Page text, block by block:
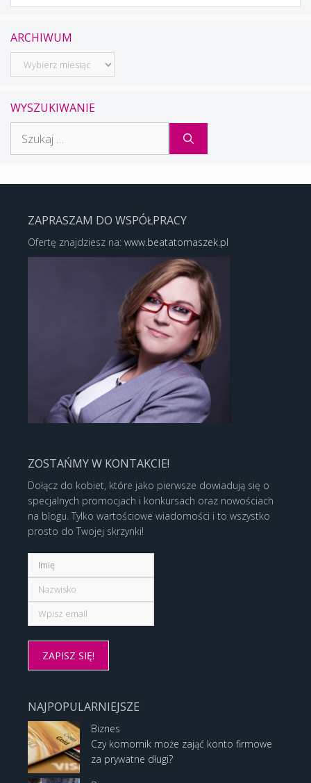
ARCHIWUM
Archiwum
WYSZUKIWANIE
ZAPRASZAM DO WSPÓŁPRACY
Ofertę znajdziesz na: www.beatatomaszek.pl
ZOSTAŃMY W KONTAKCIE!
Dołącz do kobiet, które jako pierwsze dowiadują się o
specjalnych promocjach i konkursach oraz nowościach
na blogu. Tylko wartościowe wiadomości i to wszystko
prosto do Twojej skrzynki!
NAJPOPULARNIEJSZE
Biznes
Czy komornik może zająć konto firmowe
za prywatne długi?